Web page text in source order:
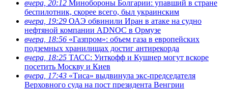
вчера, 20:12 Минобороны Болгарии: упавший в стране
беспилотник, скорее всего, был украинским
вчера, 19:29 ОАЭ обвинили Иран в атаке на судно
нефтяной компании ADNOC в Ормузе
вчера, 18:56 «Газпром»: объем газа в европейских
подземных хранилищах достиг антирекорда
вчера, 18:25 ТАСС: Уиткофф и Кушнер могут вскоре
посетить Москву и Киев
вчера, 17:43 «Тиса» выдвинула экс-председателя
Верховного суда на пост президента Венгрии